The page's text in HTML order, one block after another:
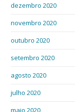
dezembro 2020
novembro 2020
outubro 2020
setembro 2020
agosto 2020
julho 2020
maio 2020